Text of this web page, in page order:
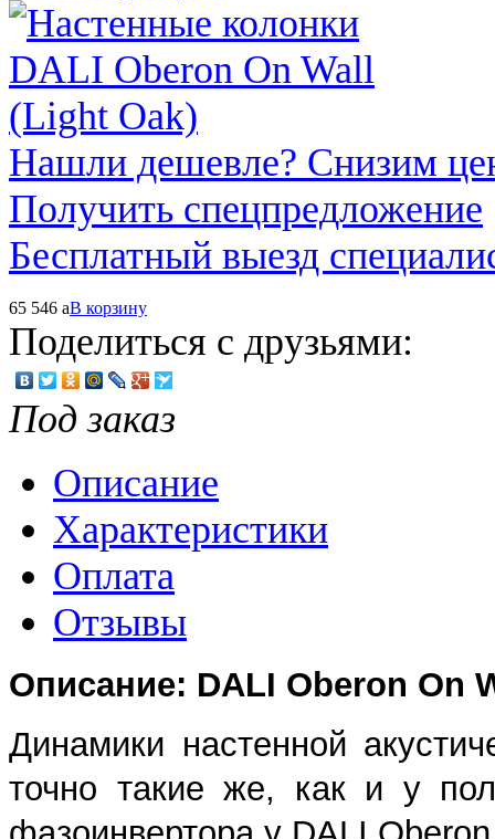
Нашли дешевле? Снизим
Получить спецпредложение
Бесплатный выезд
65 546 aВ корзину
Поделиться с друзьями:
Под заказ
Описание
Характеристики
Оплата
Отзывы
Описание: DALI Oberon On
Динамики настенной
точно такие же, как и у